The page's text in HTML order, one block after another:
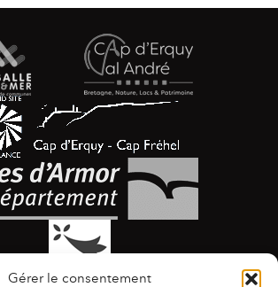
Gérer le consentement